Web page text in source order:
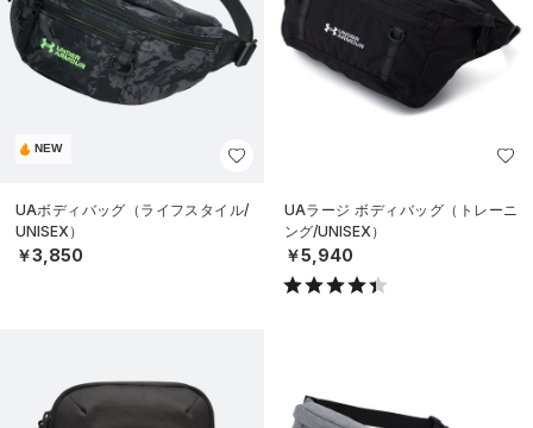
NEW
UAボディバッグ（ライフスタイル/
UNISEX）
￥3,850
UAラージ ボディバッグ（トレーニ
ング/UNISEX）
￥5,940